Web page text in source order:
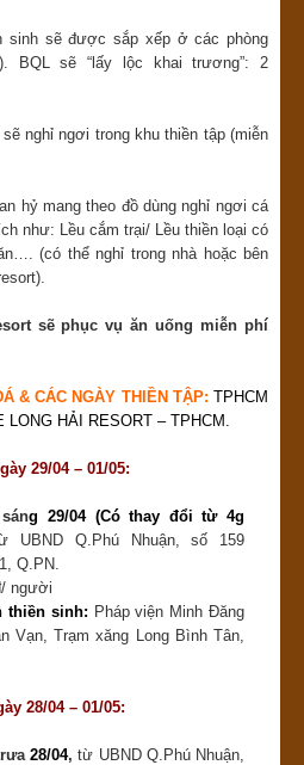
sinh sẽ được sắp xếp ở các phòng
BQL sẽ “lấy lộc khai trương”: 2
nghỉ ngơi trong khu thiền tập (miễn
hỷ mang theo đồ dùng nghỉ ngơi cá
như: Lều cắm trại/ Lều thiền loại có
(có thể nghỉ trong nhà hoặc bên
sẽ phục vụ ăn uống miễn phí
& CÁC NGÀY THIỀN TẬP: TPHCM
HẢI RESORT – TPHCM.
29/04 – 01/05:
g 29/04 (Có thay đổi từ 4g
UBND Q.Phú Nhuận, số 159
Q.PN.
người
thiền sinh: Pháp viện Minh Đăng
Vạn, Trạm xăng Long Bình Tân,
28/04 – 01/05:
28/04, từ UBND Q.Phú Nhuận,